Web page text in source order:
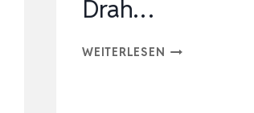
Drah…
WEITERLESEN BESDIYART